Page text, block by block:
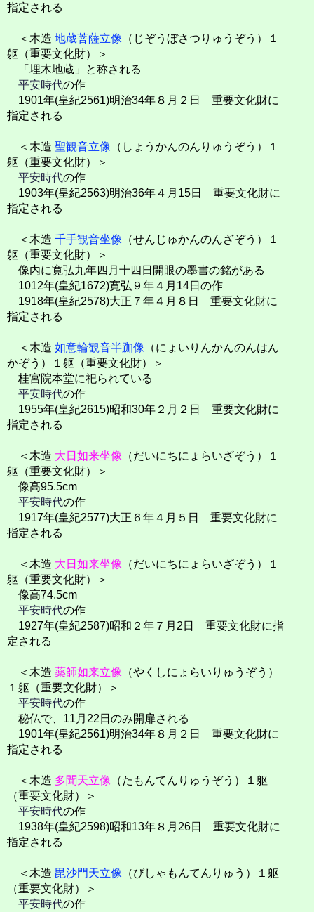
指定される
＜木造 地蔵菩薩立像 （じぞうぼさつりゅうぞう）１
躯（重要文化財）＞
「埋木地蔵」と称される
平安時代の作
1901年(皇紀2561)明治34年８月２日 重要文化財に
指定される
＜木造 聖観音立像 （しょうかんのんりゅうぞう）１
躯（重要文化財）＞
平安時代の作
1903年(皇紀2563)明治36年４月15日 重要文化財に
指定される
＜木造 千手観音坐像 （せんじゅかんのんざぞう）１
躯（重要文化財）＞
像内に寛弘九年四月十四日開眼の墨書の銘がある
1012年(皇紀1672)寛弘９年４月14日の作
1918年(皇紀2578)大正７年４月８日 重要文化財に
指定される
＜木造 如意輪観音半跏像 （にょいりんかんのんはん
かぞう）１躯（重要文化財）＞
桂宮院本堂に祀られている
平安時代の作
1955年(皇紀2615)昭和30年２月２日 重要文化財に
指定される
＜木造 大日如来坐像 （だいにちにょらいざぞう）１
躯（重要文化財）＞
像高95.5cm
平安時代の作
1917年(皇紀2577)大正６年４月５日 重要文化財に
指定される
＜木造 大日如来坐像 （だいにちにょらいざぞう）１
躯（重要文化財）＞
像高74.5cm
平安時代の作
1927年(皇紀2587)昭和２年７月2日 重要文化財に指
定される
＜木造 薬師如来立像 （やくしにょらいりゅうぞう）
１躯（重要文化財）＞
平安時代の作
秘仏で、11月22日のみ開扉される
1901年(皇紀2561)明治34年８月２日 重要文化財に
指定される
＜木造 多聞天立像 （たもんてんりゅうぞう）１躯
（重要文化財）＞
平安時代の作
1938年(皇紀2598)昭和13年８月26日 重要文化財に
指定される
＜木造 毘沙門天立像 （びしゃもんてんりゅう）１躯
（重要文化財）＞
平安時代の作